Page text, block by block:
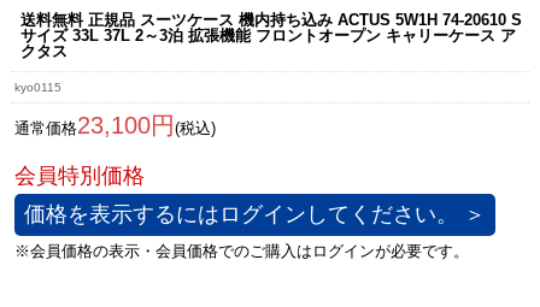
送料無料 正規品 スーツケース 機内持ち込み ACTUS 5W1H 74-20610 S
サイズ 33L 37L 2～3泊 拡張機能 フロントオープン キャリーケース ア
クタス
kyo0115
通常価格23,100円 (税込)
価格を表示するにはログインしてください。 ＞